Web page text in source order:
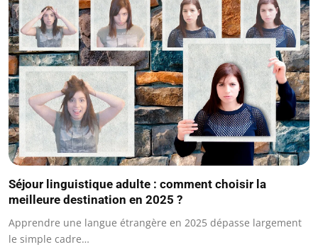
Séjour linguistique adulte : comment choisir la
meilleure destination en 2025 ?
Apprendre une langue étrangère en 2025 dépasse largement
le simple cadre…